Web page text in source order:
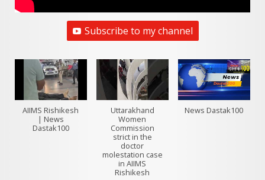
Subscribe to my channel
AIIMS Rishikesh
| News
Dastak100
Uttarakhand
Women
Commission
strict in the
doctor
molestation case
in AIIMS
Rishikesh
News Dastak100